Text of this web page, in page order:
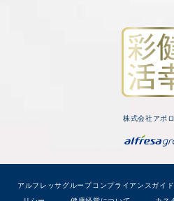
株式会社アポ
アルフレッサグループコンプライアン